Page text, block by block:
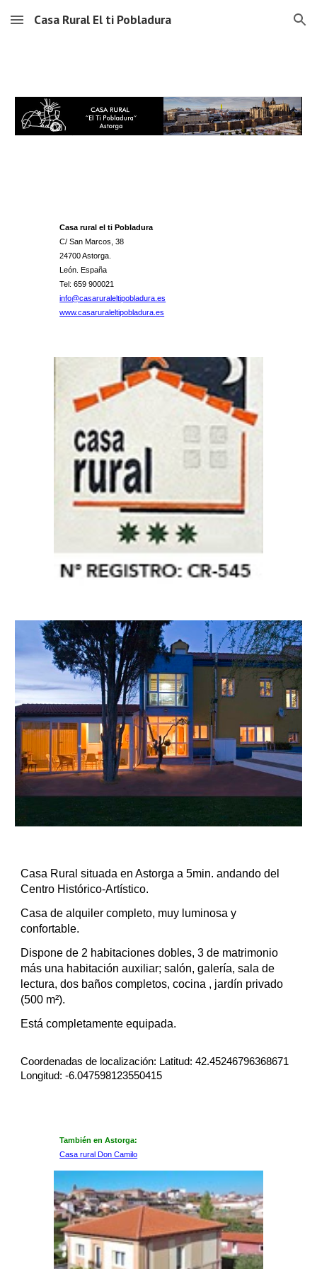
Skip to main content Skip to navigation
Casa Rural El ti Pobladura
Casa rural el ti Pobladura
C/ San Marcos, 38
24700 Astorga.
León. España
Tel: 659 900021
info@casaruraleltipobladura.es
www.casaruraleltipobladura.es
Casa Rural situada en Astorga a 5min. andando del
Centro Histórico-Artístico.
Casa de alquiler completo, muy luminosa y
confortable.
Dispone de 2 habitaciones dobles, 3 de matrimonio
más una habitación auxiliar; salón, galería, sala de
lectura, dos baños completos, cocina , jardín privado
(500 m²).
Está completamente equipada.
Coordenadas de localización: Latitud: 42.45246796368671
Longitud: -6.047598123550415
También en Astorga:
Casa rural Don Camilo